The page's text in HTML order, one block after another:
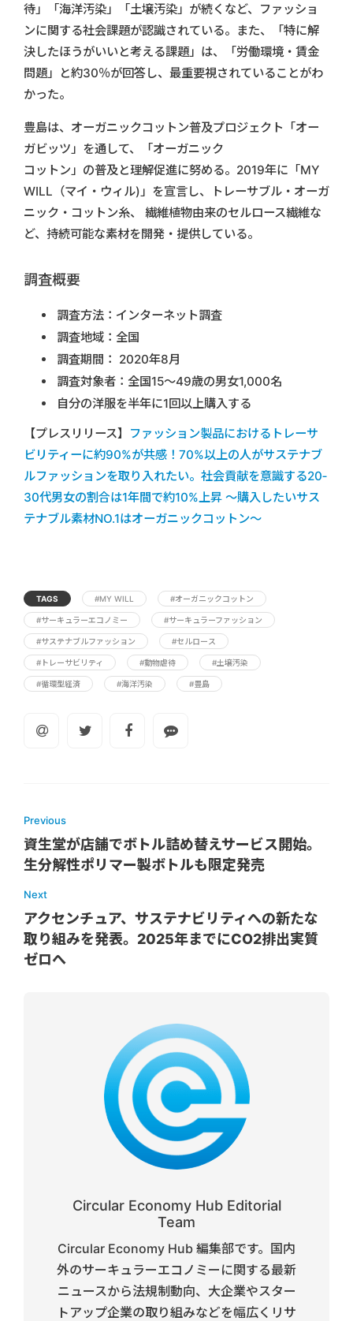
待」「海洋汚染」「土壌汚染」が続くなど、ファッショ
ンに関する社会課題が認識されている。また、「特に解
決したほうがいいと考える課題」は、「労働環境・賃金
問題」と約30％が回答し、最重要視されていることがわ
かった。
豊島は、オーガニックコットン普及プロジェクト「オー
ガビッツ」を通して、「オーガニック
コットン」の普及と理解促進に努める。2019年に「MY
WILL（マイ・ウィル)」を宣言し、トレーサブル・オーガ
ニック・コットン糸、 繊維植物由来のセルロース繊維な
ど、持続可能な素材を開発・提供している。
調査概要
調査方法：インターネット調査
調査地域：全国
調査期間： 2020年8月
調査対象者：全国15～49歳の男女1,000名
自分の洋服を半年に1回以上購入する
【プレスリリース】
ファッション製品におけるトレーサ
ビリティーに約90%が共感！70%以上の人がサステナブ
ルファッションを取り入れたい。社会貢献を意識する20‐
30代男女の割合は1年間で約10%上昇 ～購入したいサス
テナブル素材NO.1はオーガニックコットン～
TAGS #MY WILL #オーガニックコットン
#サーキュラーエコノミー #サーキュラーファッション
#サステナブルファッション #セルロース
#トレーサビリティ #動物虐待 #土壌汚染
#循環型経済 #海洋汚染 #豊島
Previous
資生堂が店舗でボトル詰め替えサービス開始。
生分解性ポリマー製ボトルも限定発売
Next
アクセンチュア、サステナビリティへの新たな
取り組みを発表。2025年までにCO2排出実質
ゼロへ
Circular Economy Hub Editorial
Team
Circular Economy Hub 編集部です。国内
外のサーキュラーエコノミーに関する最新
ニュースから法規制動向、大企業やスター
トアップ企業の取り組みなどを幅広くリサ